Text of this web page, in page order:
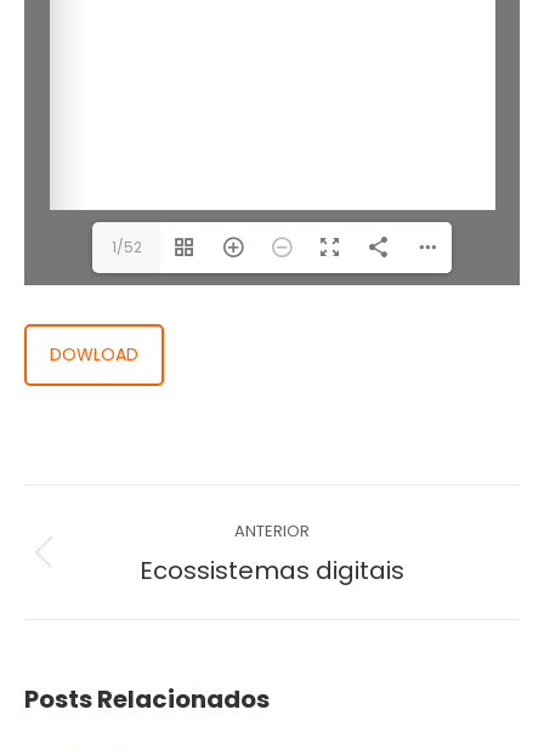
1/52
DOWLOAD
de
ANTERIOR
Post
Ecossistemas digitais
Posts Relacionados